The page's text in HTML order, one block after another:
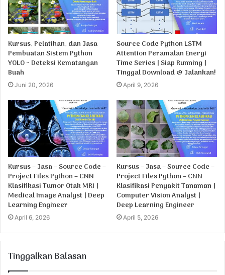
Kursus, Pelatihan, dan Jasa
Pembuatan Sistem Python
YOLO ~ Deteksi Kematangan
Buah
Juni 20, 2026
Source Code Python LSTM
Attention Peramalan Energi
Time Series | Siap Running |
Tinggal Download & Jalankan!
April 9, 2026
Kursus – Jasa – Source Code –
Project Files Python – CNN
Klasifikasi Tumor Otak MRI |
Medical Image Analyst | Deep
Learning Engineer
April 6, 2026
Kursus – Jasa – Source Code –
Project Files Python – CNN
Klasifikasi Penyakit Tanaman |
Computer Vision Analyst |
Deep Learning Engineer
April 5, 2026
Tinggalkan Balasan